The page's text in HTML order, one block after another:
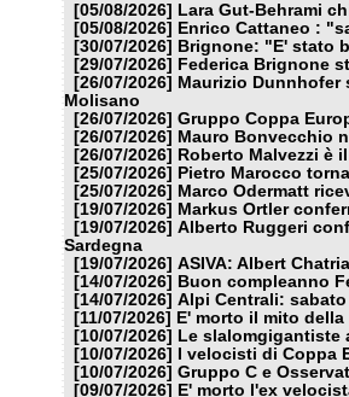
[05/08/2026]
Lara Gut-Behrami
[05/08/2026]
Enrico Cattaneo :
[30/07/2026]
Brignone: "E' stato
[29/07/2026]
Federica Brignone
[26/07/2026] Maurizio Dunnhofer
Molisano
[26/07/2026] Gruppo Coppa
[26/07/2026] Mauro Bonvecchio
[26/07/2026]
Roberto Malvezzi è
[25/07/2026]
Pietro Marocco
[25/07/2026] Marco Odermatt
[19/07/2026] Markus Ortler
[19/07/2026] Alberto Ruggeri
Sardegna
[19/07/2026] ASIVA: Albert
[14/07/2026]
Buon compleanno
[14/07/2026] Alpi Centrali:
[11/07/2026]
E' morto il mito
[10/07/2026]
Le
[10/07/2026]
I velocisti di Coppa
[10/07/2026] Gruppo C e
[09/07/2026]
E' morto l'ex